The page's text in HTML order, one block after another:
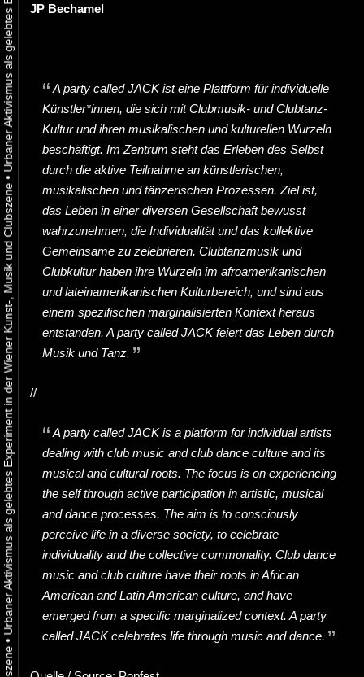
•
Urbaner Aktivismus als gelebtes Experiment in der Wiener Kunst-, Musik und Clubszene
•
JP Bechamel
A party called JACK ist eine Plattform für individuelle
Künstler*innen, die sich mit Clubmusik- und Clubtanz-
Kultur und ihren musikalischen und kulturellen Wurzeln
beschäftigt. Im Zentrum steht das Erleben des Selbst
durch die aktive Teilnahme an künstlerischen,
musikalischen und tänzerischen Prozessen. Ziel ist,
das Leben in einer diversen Gesellschaft bewusst
wahrzunehmen, die Individualität und das kollektive
Gemeinsame zu zelebrieren. Clubtanzmusik und
Clubkultur haben ihre Wurzeln im afroamerikanischen
und lateinamerikanischen Kulturbereich, und sind aus
einem spezifischen marginalisierten Kontext heraus
entstanden. A party called JACK feiert das Leben durch
Musik und Tanz.
//
A party called JACK is a platform for individual artists
dealing with club music and club dance culture and its
musical and cultural roots. The focus is on experiencing
the self through active participation in artistic, musical
and dance processes. The aim is to consciously
perceive life in a diverse society, to celebrate
individuality and the collective commonality. Club dance
music and club culture have their roots in African
American and Latin American culture, and have
emerged from a specific marginalized context. A party
called JACK celebrates life through music and dance.